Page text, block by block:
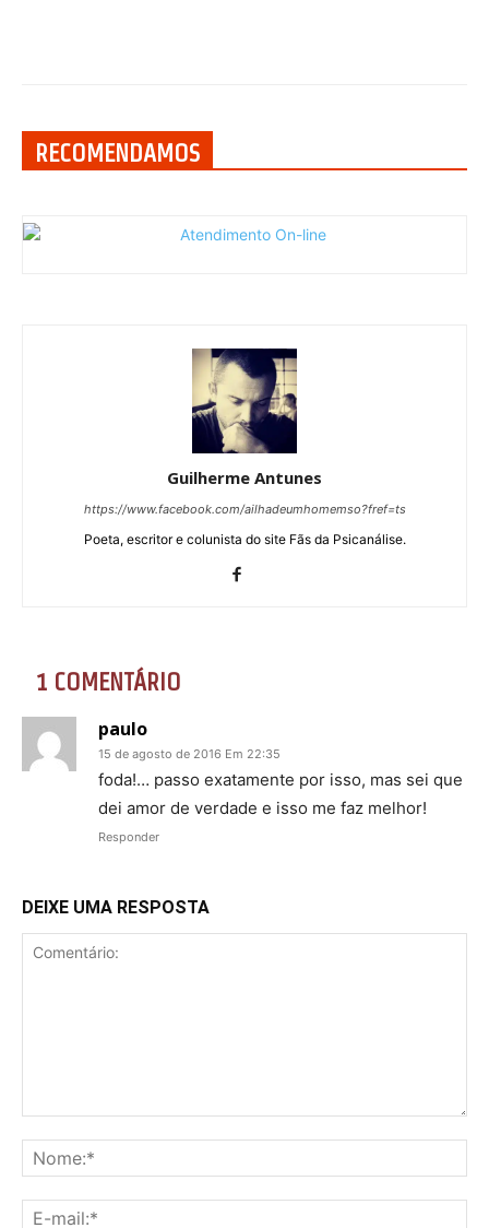
RECOMENDAMOS
Guilherme Antunes
https://www.facebook.com/ailhadeumhomemso?fref=ts
Poeta, escritor e colunista do site Fãs da Psicanálise.
1 COMENTÁRIO
paulo
15 de agosto de 2016 Em 22:35
foda!… passo exatamente por isso, mas sei que
dei amor de verdade e isso me faz melhor!
Responder
DEIXE UMA RESPOSTA